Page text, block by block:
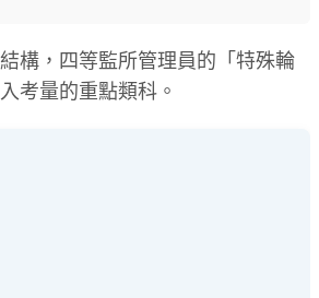
構，四等監所管理員的「特殊輪
考量的重點類科。